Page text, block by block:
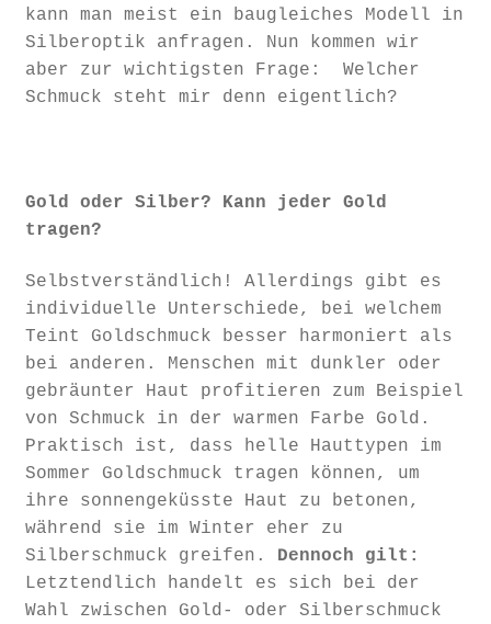
kann man meist ein baugleiches Modell in
Silberoptik anfragen. Nun kommen wir
aber zur wichtigsten Frage: Welcher
Schmuck steht mir denn eigentlich?
Gold oder Silber? Kann jeder Gold
tragen?
Selbstverständlich! Allerdings gibt es
individuelle Unterschiede, bei welchem
Teint Goldschmuck besser harmoniert als
bei anderen. Menschen mit dunkler oder
gebräunter Haut profitieren zum Beispiel
von Schmuck in der warmen Farbe Gold.
Praktisch ist, dass helle Hauttypen im
Sommer Goldschmuck tragen können, um
ihre sonnengeküsste Haut zu betonen,
während sie im Winter eher zu
Silberschmuck greifen. Dennoch gilt:
Letztendlich handelt es sich bei der
Wahl zwischen Gold- oder Silberschmuck